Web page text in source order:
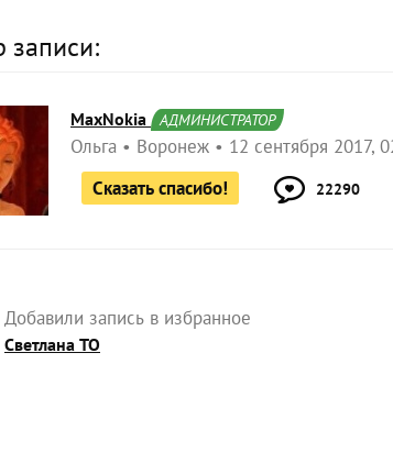
записи:
MaxNokia АДМИНИСТРАТОР
Ольга Воронеж
12 сентября 2017,
Сказать спасибо!
22290
Добавили запись в избранное
Светлана ТО